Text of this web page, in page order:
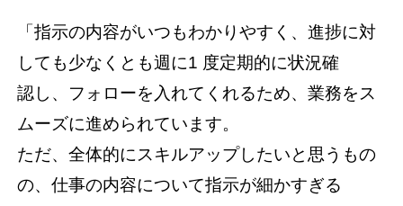
「指示の内容がいつもわかりやすく、進捗に対
しても少なくとも週に1 度定期的に状況確
認し、フォローを入れてくれるため、業務をス
ムーズに進められています。
ただ、全体的にスキルアップしたいと思うもの
の、仕事の内容について指示が細かすぎる